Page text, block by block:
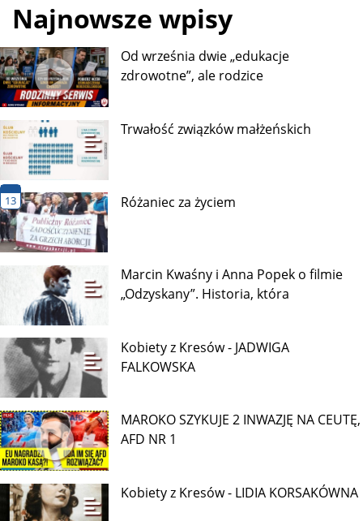
Najnowsze wpisy
Od września dwie „edukacje
zdrowotne”, ale rodzice
Trwałość związków małżeńskich
13 Różaniec za życiem
Marcin Kwaśny i Anna Popek o filmie
„Odzyskany”. Historia, która
Kobiety z Kresów - JADWIGA
FALKOWSKA
MAROKO SZYKUJE 2 INWAZJĘ NA CEUTĘ,
AFD NR 1
Kobiety z Kresów - LIDIA KORSAKÓWNA